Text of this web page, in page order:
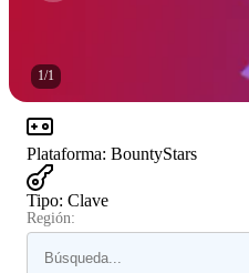
1/1
Plataforma: BountyStars
Tipo: Clave
Región: